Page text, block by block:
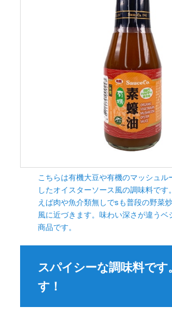
こちらは有機大豆や有機のマッシュル
したオイスターソース風の調味料です
えば肉や魚介類無しでsも普段の野菜
風に近づきます。味わい深さが違うベ
商品です。
スパイシーな調味料で
す！